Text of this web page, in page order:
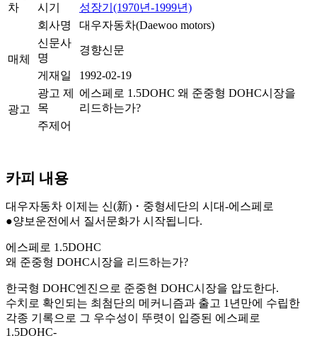
차
시기
성장기(1970년-1999년)
회사명
대우자동차(Daewoo motors)
매체
신문사
명
경향신문
게재일 1992-02-19
광고
광고 제
목
에스페로 1.5DOHC 왜 준중형 DOHC시장을
리드하는가?
주제어
카피 내용
대우자동차 이제는 신(新)・중형세단의 시대-에스페로
●양보운전에서 질서문화가 시작됩니다.
에스페로 1.5DOHC
왜 준중형 DOHC시장을 리드하는가?
한국형 DOHC엔진으로 준중현 DOHC시장을 압도한다.
수치로 확인되는 최첨단의 메커니즘과 출고 1년만에 수립한
각종 기록으로 그 우수성이 뚜렷이 입증된 에스페로
1.5DOHC-